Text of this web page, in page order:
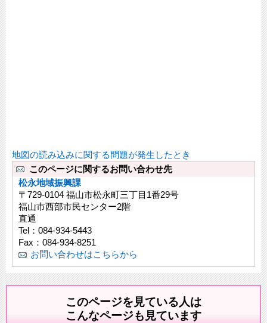
地図の読み込みに関する問題が発生したとき
このページに関するお問い合わせ先
松永地域振興課
〒729-0104 福山市松永町三丁目1番29号
福山市西部市民センター2階
直通
Tel：084-934-5443
Fax：084-934-8251
お問い合わせはこちらから
このページを見ている人は
こんなページも見ています